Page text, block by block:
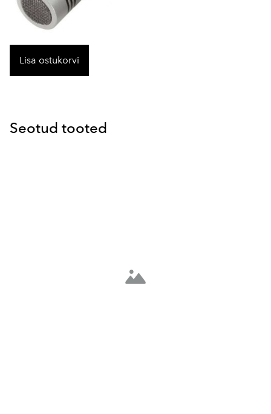
Lisa ostukorvi
Seotud tooted